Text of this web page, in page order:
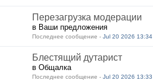
Перезагрузка модерации
в Ваши предложения
Последнее сообщение - Jul 20 2026 13:34
Блестящий дутарист
в Общалка
Последнее сообщение - Jul 20 2026 13:33